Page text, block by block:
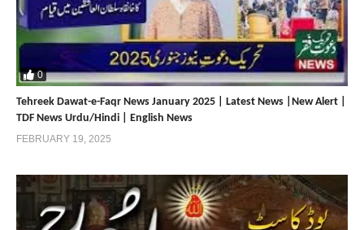
0
Tehreek Dawat-e-Faqr News January 2025 | Latest News |New Alert |
TDF News Urdu/Hindi | English News
FEBRUARY 19, 2025